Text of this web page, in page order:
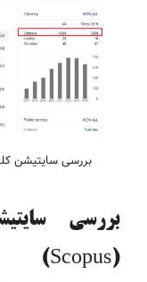
بررسی سایتیشن
بررسی
(Scopus)